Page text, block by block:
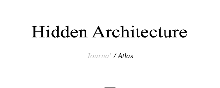
Journal Atlas